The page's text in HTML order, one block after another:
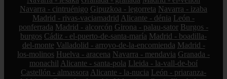
Navarra - cintruénigo Gipuzkoa - legorreta Navarra - izaba
Madrid - rivas-vaciamadrid Alicante - dénia León -
ponferrada Madrid - alcorcón Girona - palau-sator Burgos -
burgos Cádiz - el-puerto-de-santa-maría Madrid - boadilla-
del-monte Valladolid - arroyo-de-la-encomienda Madrid -
los-molinos Huelva - aracena Navarra - mendavia Granada -
monachil Alicante - santa-pola Lleida - la-vall-de-boí
Castellón - almassora Alicante - la-nucia León - priaranza-